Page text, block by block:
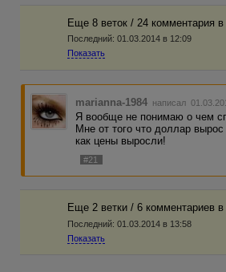
Еще 8 веток / 24 комментария
Последний: 01.03.2014 в 12:09
Показать
marianna-1984 написал
Я вообще не понимаю о чем
Мне от того что доллар
как цены выросли!
#21
Еще 2 ветки / 6 комментариев
Последний: 01.03.2014 в 13:58
Показать